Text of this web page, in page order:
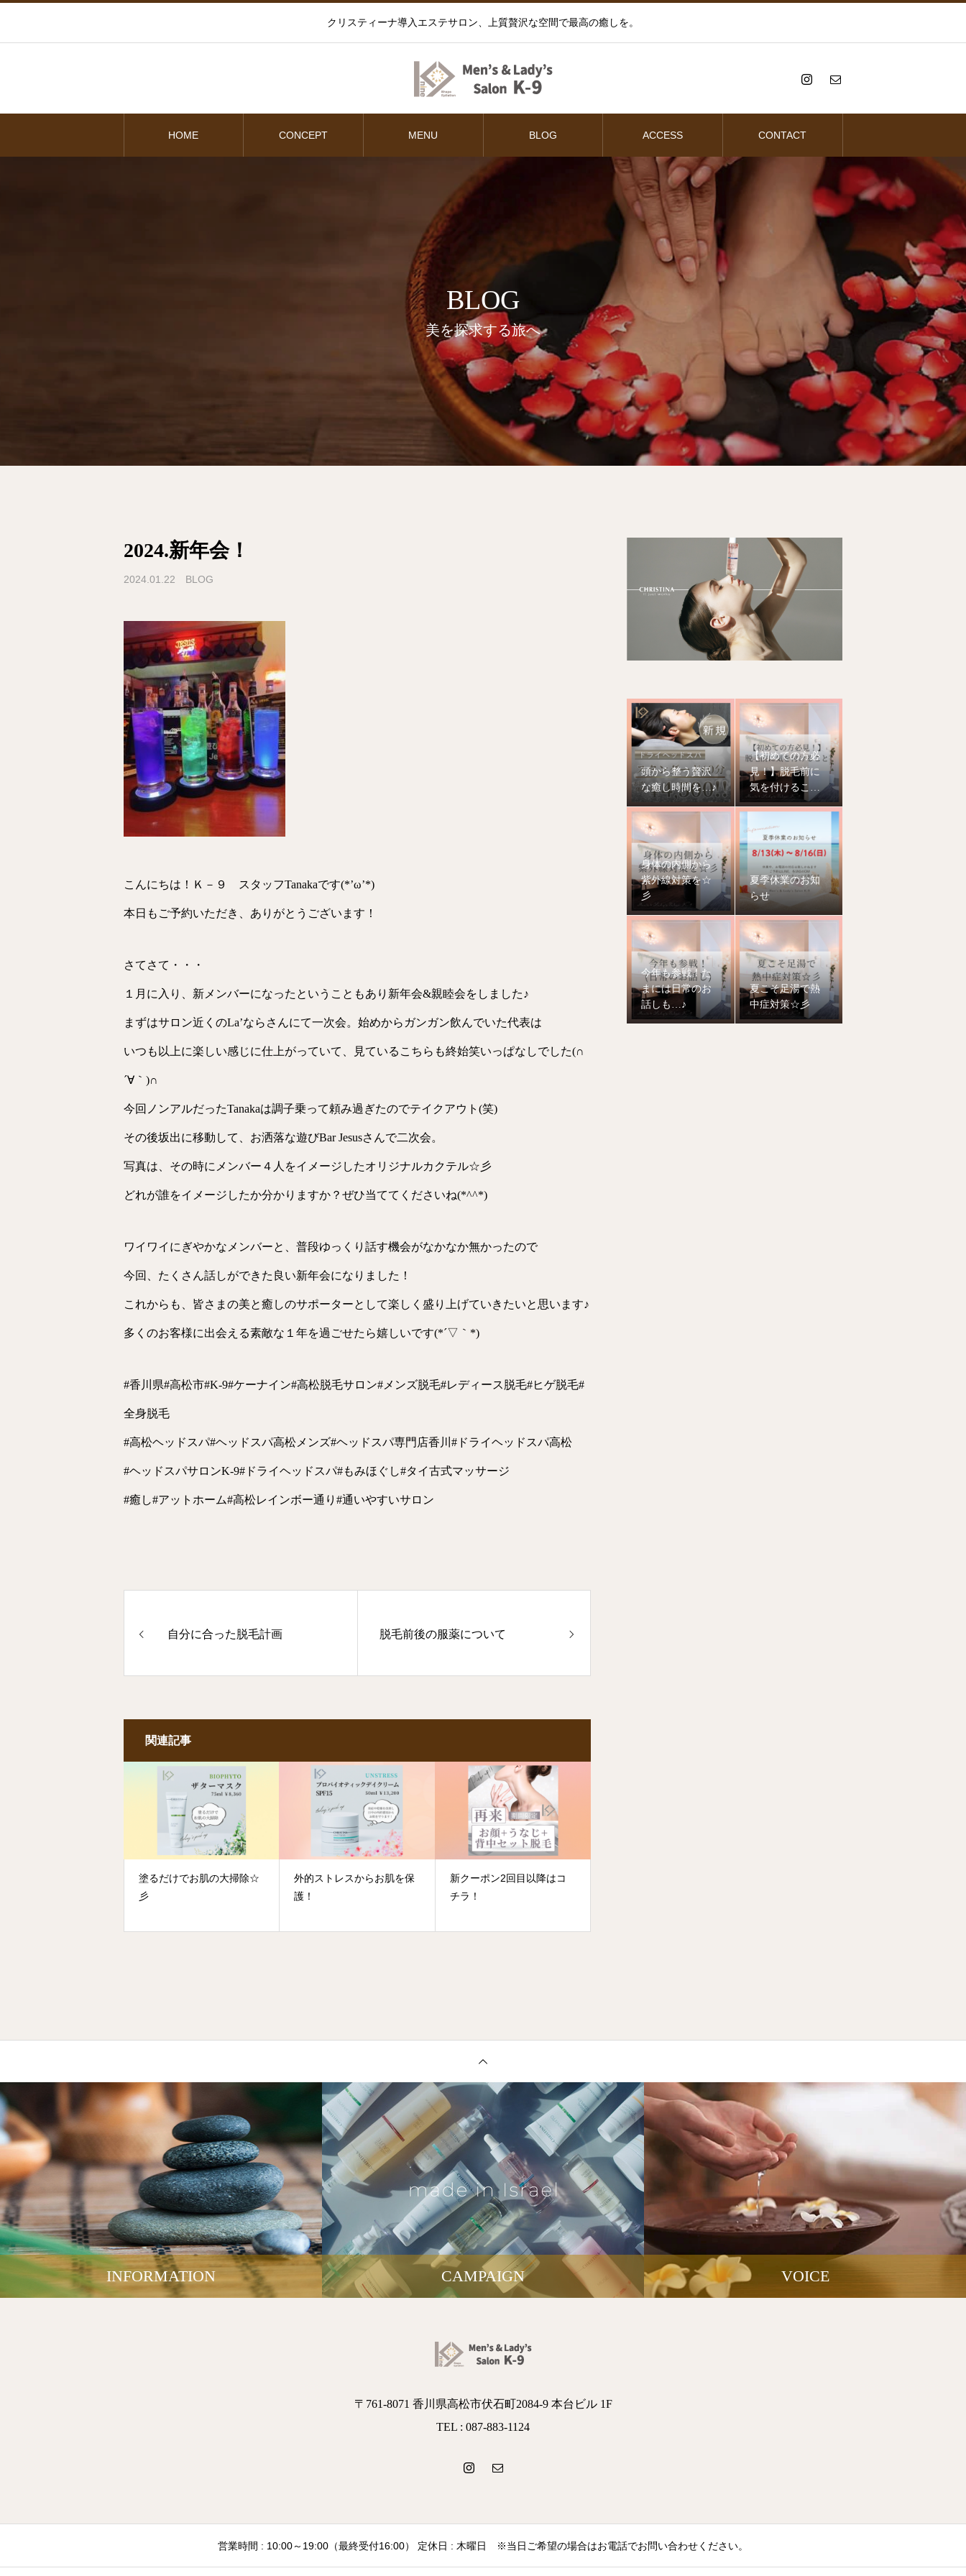
クリスティーナ導入エステサロン、上質贅沢な空間で最高の癒しを。
HOME CONCEPT MENU BLOG ACCESS CONTACT
BLOG
美を探求する旅へ
2024.新年会！
2024.01.22 BLOG
こんにちは！Ｋ－９ スタッフTanakaです(*’ω’*)
本日もご予約いただき、ありがとうございます！
さてさて・・・
１月に入り、新メンバーになったということもあり新年会&親睦会をしました♪
まずはサロン近くのLa’ならさんにて一次会。始めからガンガン飲んでいた代表は
いつも以上に楽しい感じに仕上がっていて、見ているこちらも終始笑いっぱなしでした(∩
´∀｀)∩
今回ノンアルだったTanakaは調子乗って頼み過ぎたのでテイクアウト(笑)
その後坂出に移動して、お洒落な遊びBar Jesusさんで二次会。
写真は、その時にメンバー４人をイメージしたオリジナルカクテル☆彡
どれが誰をイメージしたか分かりますか？ぜひ当ててくださいね(*^^*)
ワイワイにぎやかなメンバーと、普段ゆっくり話す機会がなかなか無かったので
今回、たくさん話しができた良い新年会になりました！
これからも、皆さまの美と癒しのサポーターとして楽しく盛り上げていきたいと思います♪
多くのお客様に出会える素敵な１年を過ごせたら嬉しいです(*´▽｀*)
#香川県#高松市#K-9#ケーナイン#高松脱毛サロン#メンズ脱毛#レディース脱毛#ヒゲ脱毛#
全身脱毛
#高松ヘッドスパ#ヘッドスパ高松メンズ#ヘッドスパ専門店香川#ドライヘッドスパ高松
#ヘッドスパサロンK-9#ドライヘッドスパ#もみほぐし#タイ古式マッサージ
#癒し#アットホーム#高松レインボー通り#通いやすいサロン
自分に合った脱毛計画 脱毛前後の服薬について
関連記事
塗るだけでお肌の大掃除☆
彡
外的ストレスからお肌を保
護！
新クーポン2回目以降はコ
チラ！
頭から整う贅沢
な癒し時間を…♪
【初めての方必
見！】脱毛前に
気を付けること
って？
身体の内側から
紫外線対策を☆
彡
夏季休業のお知
らせ
今年も参戦！た
まには日常のお
話しも…♪
夏こそ足湯で熱
中症対策☆彡
INFORMATION CAMPAIGN VOICE
〒761-8071 香川県高松市伏石町2084-9 本台ビル 1F
TEL : 087-883-1124
営業時間 : 10:00～19:00（最終受付16:00） 定休日 : 木曜日 ※当日ご希望の場合はお電話でお問い合わせください。